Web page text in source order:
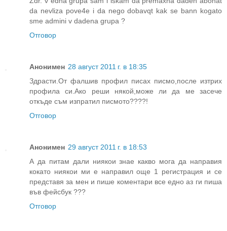
da nevliza pove4e i da nego dobavqt kak se bann kogato
sme admini v dadena grupa ?
Отговор
Анонимен 28 август 2011 г. в 18:35
Здрасти.От фалшив профил писах писмо,после изтрих
профила си.Ако реши някой,може ли да ме засече
откъде съм изпратил писмото????!
Отговор
Анонимен 29 август 2011 г. в 18:53
А да питам дали ниякои знае какво мога да направия
кокато ниякои ми е направил още 1 регистрация и се
представя за мен и пише коментари все едно аз ги пиша
във фейсбук ???
Отговор